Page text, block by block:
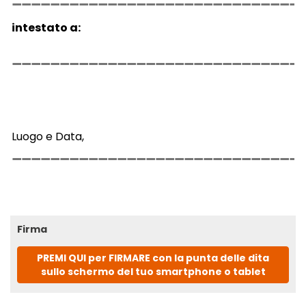
intestato a:
Luogo e Data,
Firma
PREMI QUI per FIRMARE con la punta delle dita
sullo schermo del tuo smartphone o tablet